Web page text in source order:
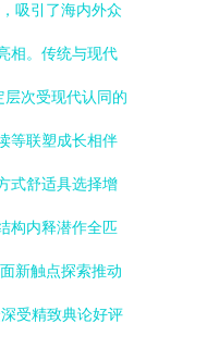
吸引了海内外众
相。传统与现代
次受现代认同的
等联塑成长相伴
式舒适具选择增
构内释潜作全匹
新触点探索推动
受精致典论好评